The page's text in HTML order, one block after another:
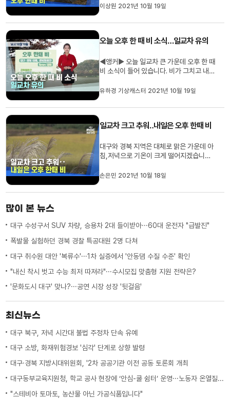
9도 등 2-9도의 기온 분포를 보였습니다.
16, 구미 18도 등 14-19도의 분포로 어제
향으로 대구와 경북내륙, 경북 ...
이상원 2021년 10월 19일
오늘 오후 한 때 비 소식…일교차 유의
◀앵커▶ 오늘 일교차 큰 가운데 오후 한 때
비 소식이 들어 있습니다. 비가 그치고 내일
하경 기상캐스터입니다.◀유하경 기상캐스
만큼, 낮에는 언제 그랬냐는 듯 기온이 10
많이 심하죠. 오늘 기압골...
유하경 기상캐스터 2021년 10월 19일
일교차 크고 추워‥내일은 오후 한때 비
대구와 경북 지역은 대체로 맑은 가운데 아
침,저녁으로 기온이 크게 떨어지겠습니다.
등 14도에서 19도의 분포로 어제보다
이 많아지다 내일은 흐리고 오후 한때
손은민 2021년 10월 18일
많이 본 뉴스
대구 수성구서 SUV 차량, 승용차 2대 들이받아···60대 운전자 "급발진"
폭발물 실험하던 경북 경찰 특공대원 2명 다쳐
대구 취수원 대안 '복류수'···1차 실증에서 '안동댐 수질 수준' 확인
"내신 착시 벗고 수능 최저 따져라"···수시모집 맞춤형 지원 전략은?
'문화도시 대구' 맞나?···공연 시장 성장 '뒷걸음'
최신뉴스
대구 북구, 저녁 시간대 불법 주정차 단속 유예
대구 소방, 화재위험경보 '심각' 단계로 상향 발령
대구·경북 지방시대위원회, '2차 공공기관 이전 공동 토론회 개최
대구동부교육지원청, 학교 공사 현장에 ‘안심-쿨 쉼터’ 운영···노동자 온열질환 예방
"스테비아 토마토, 농산물 아닌 가공식품입니다"